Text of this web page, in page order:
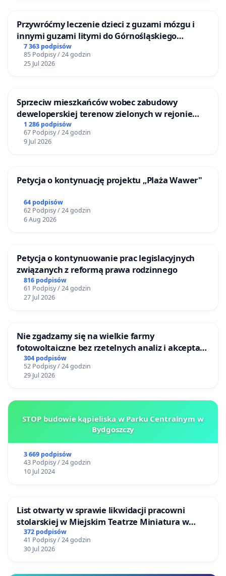
Przywróćmy leczenie dzieci z guzami mózgu i
innymi guzami litymi do Górnośląskiego
Centrum Zdrowia Dziecka w Katowicach
7 363 podpisów
85 Podpisy / 24 godzin
25 Jul 2026
Sprzeciw mieszkańców wobec zabudowy
deweloperskiej terenow zielonych w rejonie
Bulwarów Straceńskich w Bielsku-Białej
1 286 podpisów
67 Podpisy / 24 godzin
9 Jul 2026
Petycja o kontynuację projektu „Plaża Wawer"
64 podpisów
62 Podpisy / 24 godzin
6 Aug 2026
Petycja o kontynuowanie prac legislacyjnych
związanych z reformą prawa rodzinnego
816 podpisów
61 Podpisy / 24 godzin
27 Jul 2026
Nie zgadzamy się na wielkie farmy
fotowoltaiczne bez rzetelnych analiz i akceptacji
mieszkańców
304 podpisów
52 Podpisy / 24 godzin
29 Jul 2026
STOP budowie kąpieliska w Parku Centralnym w
Bydgoszczy
3 669 podpisów
43 Podpisy / 24 godzin
10 Jul 2024
List otwarty w sprawie likwidacji pracowni
stolarskiej w Miejskim Teatrze Miniatura w
Gdańsku
372 podpisów
41 Podpisy / 24 godzin
30 Jul 2026